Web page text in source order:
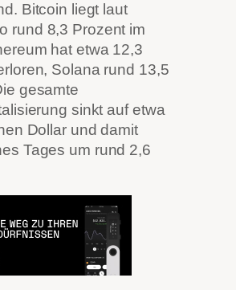
Bitcoin liegt laut
rund 8,3 Prozent im
hat etwa 12,3
Solana rund 13,5
gesamte
sinkt auf etwa
Dollar und damit
Tages um rund 2,6